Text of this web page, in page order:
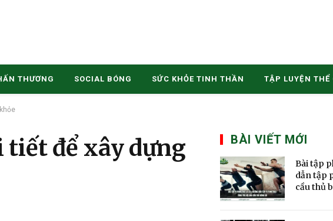
THƯƠNG SOCIAL BÓNG SỨC KHỎE TINH THẦN TẬP LUYỆN THỂ
tiết để xây dựng
BÀI VIẾT MỚI
Bài tập
dẫn tập
cầu thủ